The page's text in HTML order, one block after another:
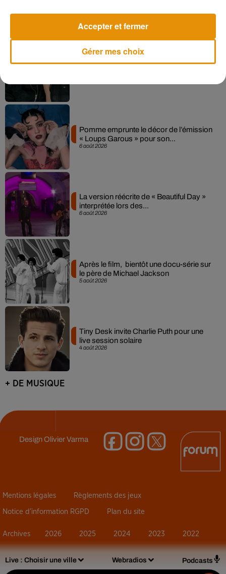
Live : Choisir une ville Webradios Podcasts
Angèle et Amélie Lens dévoilent leur
6 août 2026
Pomme emprunte le décor de l’émission
« Loups Garous » pour son...
6 août 2026
La version réécrite de « Beautiful Day »
interprétée lors des...
5 août 2026
Après le film, bientôt une docu-série sur
le père de Michael Jackson
4 août 2026
Tiny Desk invite Charlie Puth pour une
live session solaire
+ DE MUSIQUE
DesignOlivier Varma
Mentions légales Règlements des jeux
Notice d’information RGPD Plan du site
Archives 2026 2025 2024 2023 2022
Gérer mes choix
Accepter et fermer